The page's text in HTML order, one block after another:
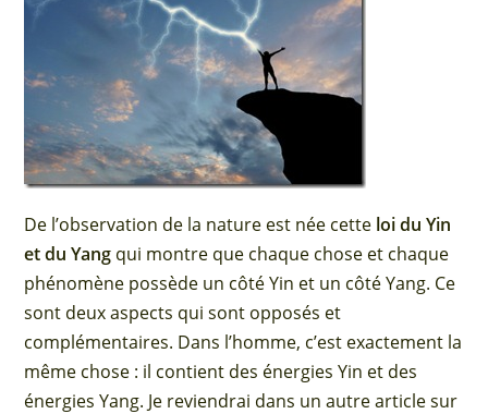
De l’observation de la nature est née cette loi du Yin
et du Yang qui montre que chaque chose et chaque
phénomène possède un côté Yin et un côté Yang. Ce
sont deux aspects qui sont opposés et
complémentaires. Dans l’homme, c’est exactement la
même chose : il contient des énergies Yin et des
énergies Yang. Je reviendrai dans un autre article sur